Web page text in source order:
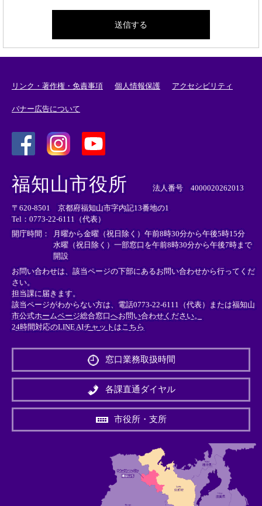
リンク・著作権・免責事項 個人情報保護 アクセシビリティ
バナー広告について
外
部
リ
ン
ク
＞
外
リ
ン
ク
＞
外
部
ン
ク
＞
福知山市役所 法人番号 4000020262013
〒620-8501 京都府福知山市字内記13番地の1
Tel：0773-22-6111（代表）
開庁時間：
月曜から金曜（祝日除く）午前8時30分から午後5時15分
水曜（祝日除く）一部窓口を午前8時30分から午後7時まで
開設
お問い合わせは、該当ページの下部にあるお問い合わせから行ってくだ
さい。
担当課に届きます。
該当ページがわからない方は、電話0773-22-6111（代表）または福知山
市公式ホームページ総合窓口へお問い合わせください。
24時間対応のLINE AIチャットはこちら
外
リ
ン
＞
窓口業務取扱時間
各課直通ダイヤル
市役所・支所